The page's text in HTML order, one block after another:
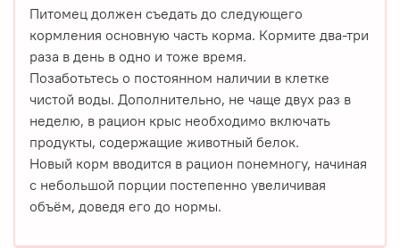
Питомец должен съедать до следующего
кормления основную часть корма. Кормите два-три
раза в день в одно и тоже время.
Позаботьтесь о постоянном наличии в клетке
чистой воды. Дополнительно, не чаще двух раз в
неделю, в рацион крыс необходимо включать
продукты, содержащие животный белок.
Новый корм вводится в рацион понемногу, начиная
с небольшой порции постепенно увеличивая
объём, доведя его до нормы.